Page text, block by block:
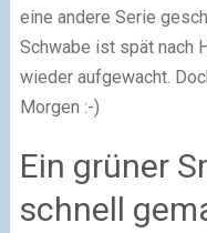
eine andere Serie
Schwabe ist spät nach
wieder aufgewacht.
Morgen :-)
Ein grüner
schnell